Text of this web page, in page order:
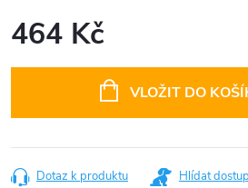
464 Kč
VLOŽIT DO
Dotaz k produktu Hlídat